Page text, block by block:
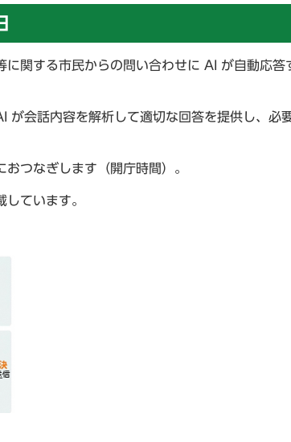
関する市民からの問い合わせに AI が自動応答
会話内容を解析して適切な回答を提供し、必
つなぎします（開庁時間）。
ています。